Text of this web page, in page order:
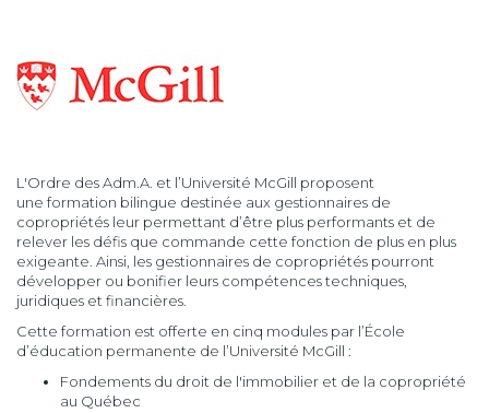
L'Ordre des Adm.A. et l’Université McGill proposent
une formation bilingue destinée aux gestionnaires de
copropriétés leur permettant d’être plus performants et de
relever les défis que commande cette fonction de plus en plus
exigeante. Ainsi, les gestionnaires de copropriétés pourront
développer ou bonifier leurs compétences techniques,
juridiques et financières.
Cette formation est offerte en cinq modules par l’École
d’éducation permanente de l’Université McGill :
Fondements du droit de l'immobilier et de la copropriété
au Québec